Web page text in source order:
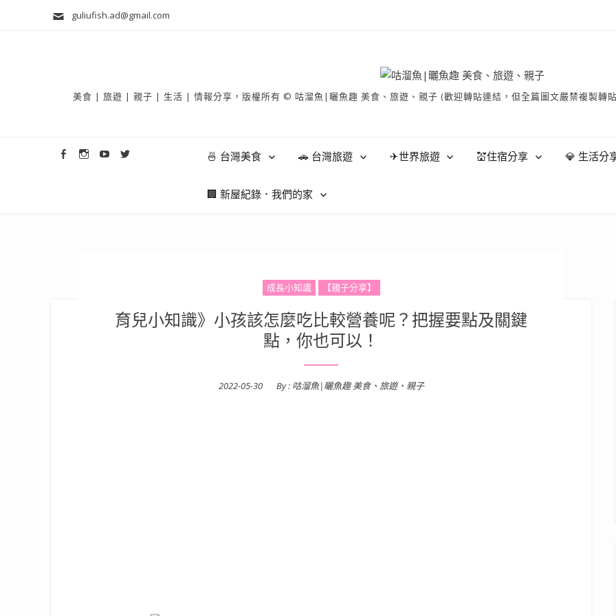
guliufish.ad@gmail.com
美食 | 旅遊 | 親子 | 生活 | 情報分享，版權所有 © 咕溜魚|曬魚趣 美食、旅遊、親子 (歡迎轉貼連結，但全篇圖文嚴禁複製轉
🍜 台灣美食 🚗 台灣旅遊 ✈世界旅遊 💒住宿分享 💎 生活分
🏢 新屋紀錄．我們的家
成長小知識 【親子分享】
育兒小知識》小孩該怎麼吃比較營養呢？把握要點及關鍵
點，你也可以！
Posted
2022-05-30 By : 咕溜魚|曬魚趣 美食、旅遊、親子